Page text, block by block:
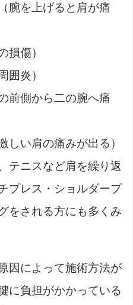
（腕を上げると肩が痛
損傷）
囲炎）
の前側から二の腕へ痛
しい肩の痛みが出る）
テニスなど肩を繰り返
プレス・ショルダープ
をされる方にも多くみ
因によって施術方法が
に負担がかかっている